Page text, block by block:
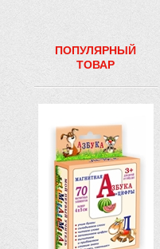
ПОПУЛЯРНЫЙ
ТОВАР